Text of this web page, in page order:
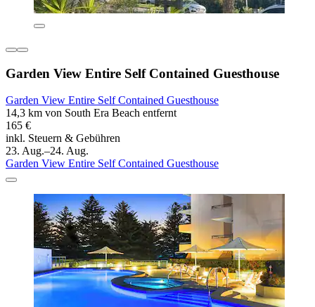
Garden View Entire Self Contained Guesthouse
Garden View Entire Self Contained Guesthouse
14,3 km von South Era Beach entfernt
165 €
inkl. Steuern & Gebühren
23. Aug.–24. Aug.
Garden View Entire Self Contained Guesthouse